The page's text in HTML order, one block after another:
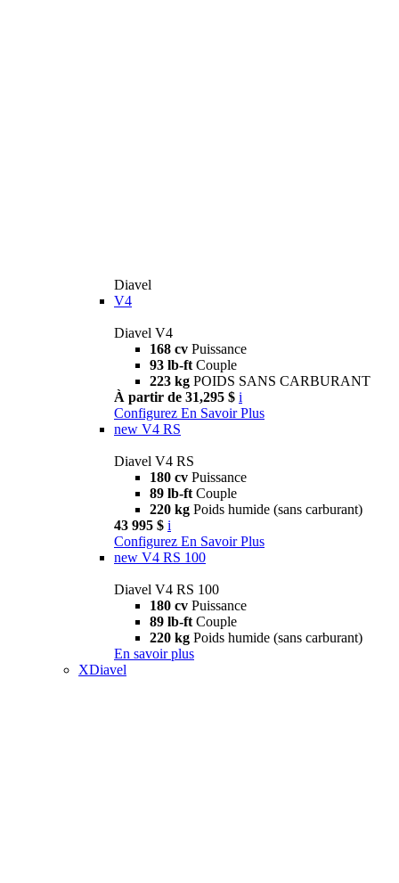
Diavel
V4
Diavel V4
168 cv Puissance
93 lb-ft Couple
223 kg POIDS SANS CARBURANT
À partir de 31,295 $ i
Configurez En Savoir Plus
new V4 RS
Diavel V4 RS
180 cv Puissance
89 lb-ft Couple
220 kg Poids humide (sans carburant)
43 995 $ i
Configurez En Savoir Plus
new V4 RS 100
Diavel V4 RS 100
180 cv Puissance
89 lb-ft Couple
220 kg Poids humide (sans carburant)
En savoir plus
XDiavel